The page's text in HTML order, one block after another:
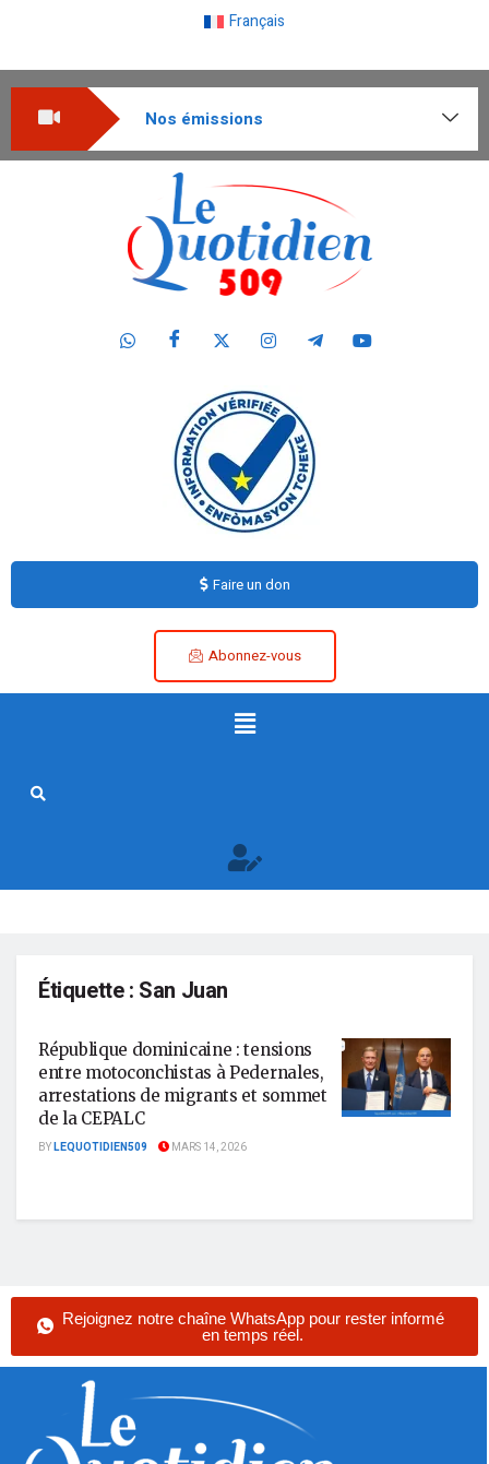
Français
Nos émissions
Faire un don
Abonnez-vous
Étiquette : San Juan
République dominicaine : tensions
entre motoconchistas à Pedernales,
arrestations de migrants et sommet
de la CEPALC
BYLEQUOTIDIEN509 MARS 14, 2026
Rejoignez notre chaîne WhatsApp pour rester informé
en temps réel.